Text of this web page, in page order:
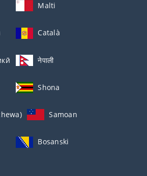
Malti
Català
नेपाली
Shona
Samoan
Bosanski